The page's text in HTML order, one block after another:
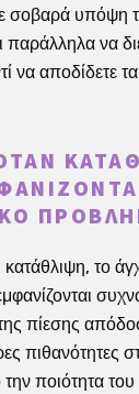
σοβαρά υπόψη
παράλληλα να
να αποδίδετε
το
πίεσης
πιθανότητες
ποιότητα